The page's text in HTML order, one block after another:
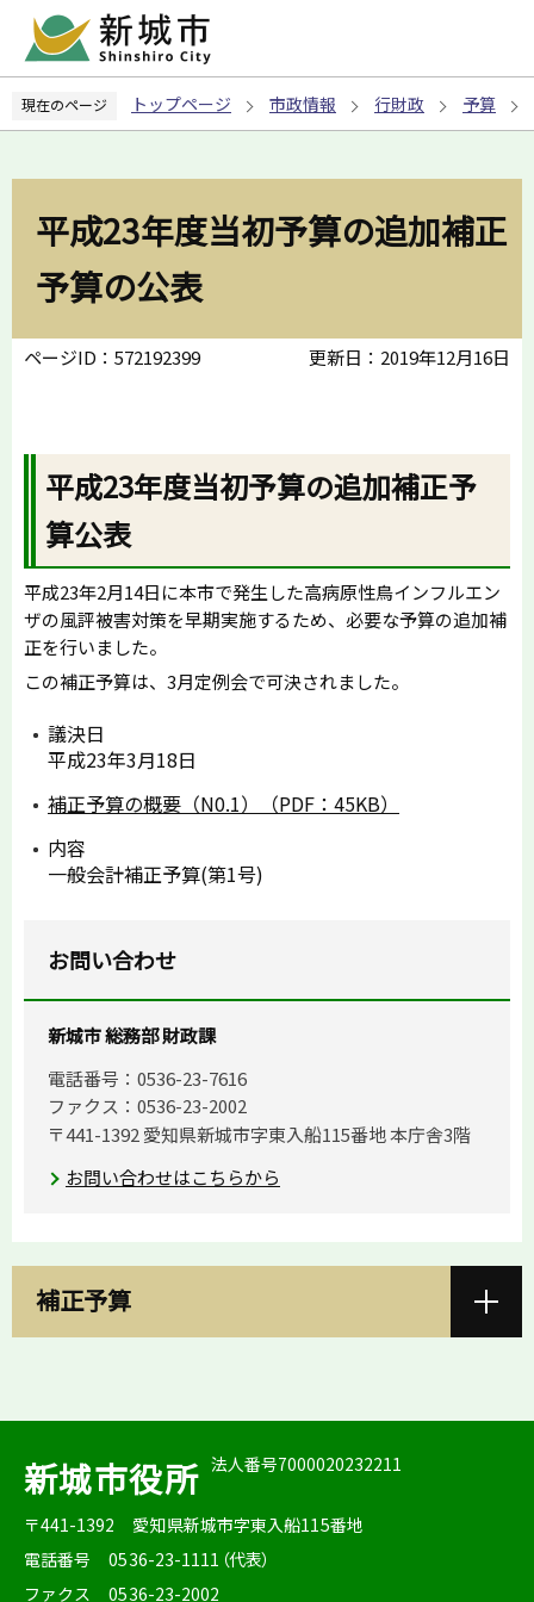
ペ
の
現在のページ トップページ 市政情報 行財政 予算
平成23年度当初予算の追加補正
予算の公表
ページID：572192399 更新日：2019年12月16日
平成23年度当初予算の追加補正予
算公表
平成23年2月14日に本市で発生した高病原性鳥インフルエン
ザの風評被害対策を早期実施するため、必要な予算の追加補
正を行いました。
この補正予算は、3月定例会で可決されました。
議決日
平成23年3月18日
補正予算の概要（N0.1）（PDF：45KB）
内容
一般会計補正予算(第1号)
お問い合わせ
新城市 総務部 財政課
電話番号：0536-23-7616
ファクス：0536-23-2002
〒441-1392 愛知県新城市字東入船115番地 本庁舎3階
お問い合わせはこちらから
補正予算
新城市役所 法人番号7000020232211
〒441-1392
愛知県新城市字東入船115番地
電話番号
0536-23-1111（代表）
ファクス
0536-23-2002